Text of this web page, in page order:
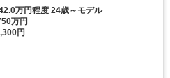
万円程度 24歳～モデル
万円
円